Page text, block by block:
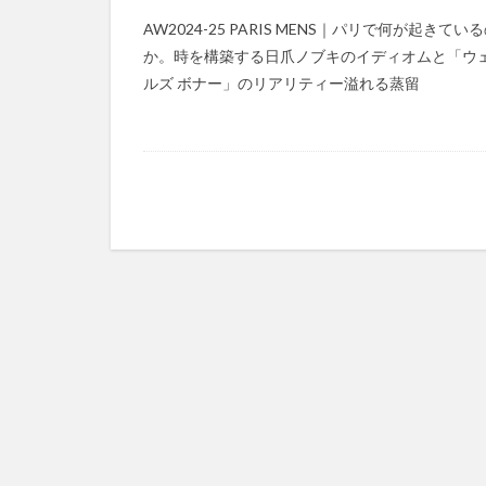
AW2024-25 PARIS MENS｜パリで何が起きてい
か。時を構築する日爪ノブキのイディオムと「ウ
ルズ ボナー」のリアリティー溢れる蒸留